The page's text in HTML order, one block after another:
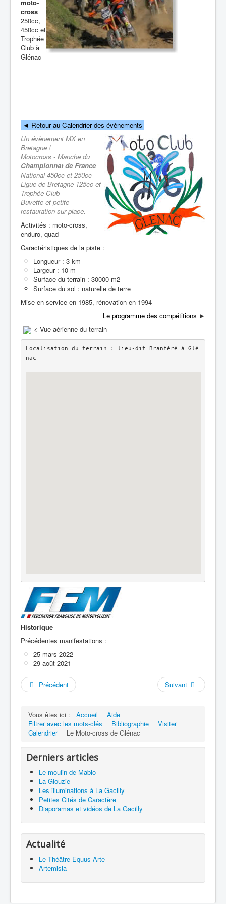
moto-
cross
250cc,
450cc et
Trophée
Club à
Glénac
◄ Retour au Calendrier des évènements
Un évènement MX en
Bretagne !
Motocross - Manche du
Championnat de France
National 450cc et 250cc
Ligue de Bretagne 125cc et
Trophée Club
Buvette et petite
restauration sur place.
Activités : moto-cross,
enduro, quad
Caractéristiques de la piste :
Longueur : 3 km
Largeur : 10 m
Surface du terrain : 30000 m2
Surface du sol : naturelle de terre
Mise en service en 1985, rénovation en 1994
Le programme des compétitions ►
< Vue aérienne du terrain
Localisation du terrain : lieu-dit Branféré à Glé
nac
Historique
Précédentes manifestations :
25 mars 2022
29 août 2021
Précédent Suivant
Vous êtes ici : Accueil
Aide
Filtrer avec les mots-clés
Bibliographie
Visiter
Calendrier
Le Moto-cross de Glénac
Derniers articles
Le moulin de Mabio
La Glouzie
Les illuminations à La Gacilly
Petites Cités de Caractère
Diaporamas et vidéos de La Gacilly
Actualité
Le Théâtre Equus Arte
Artemisia